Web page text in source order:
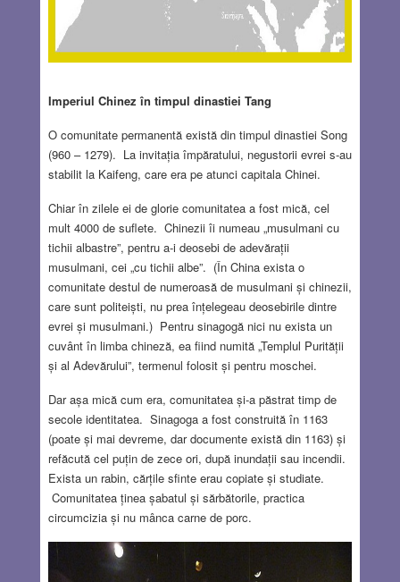
Imperiul Chinez în timpul dinastiei Tang
O comunitate permanentă există din timpul dinastiei Song
(960 – 1279). La invitația împăratului, negustorii evrei s-au
stabilit la Kaifeng, care era pe atunci capitala Chinei.
Chiar în zilele ei de glorie comunitatea a fost mică, cel
mult 4000 de suflete. Chinezii îi numeau „musulmani cu
tichii albastre”, pentru a-i deosebi de adevărații
musulmani, cei „cu tichii albe”. (În China exista o
comunitate destul de numeroasă de musulmani și chinezii,
care sunt politeiști, nu prea înțelegeau deosebirile dintre
evrei și musulmani.) Pentru sinagogă nici nu exista un
cuvânt în limba chineză, ea fiind numită „Templul Purității
și al Adevărului”, termenul folosit și pentru moschei.
Dar așa mică cum era, comunitatea și-a păstrat timp de
secole identitatea. Sinagoga a fost construită în 1163
(poate și mai devreme, dar documente există din 1163) și
refăcută cel puțin de zece ori, după inundații sau incendii.
Exista un rabin, cărțile sfinte erau copiate și studiate.
Comunitatea ținea șabatul și sărbătorile, practica
circumcizia și nu mânca carne de porc.